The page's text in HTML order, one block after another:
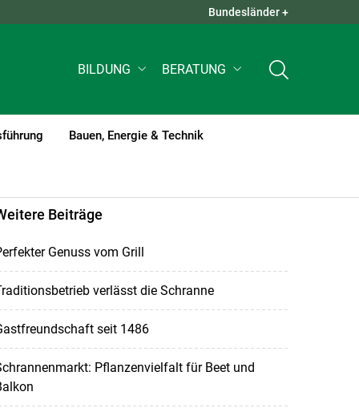
QUICK LINKS +
Bundesländer +
BILDUNG BERATUNG
Bauen, Energie & Technik
Beiträge
Genuss vom Grill
verlässt die Schranne
seit 1486
Pflanzenvielfalt für Beet und